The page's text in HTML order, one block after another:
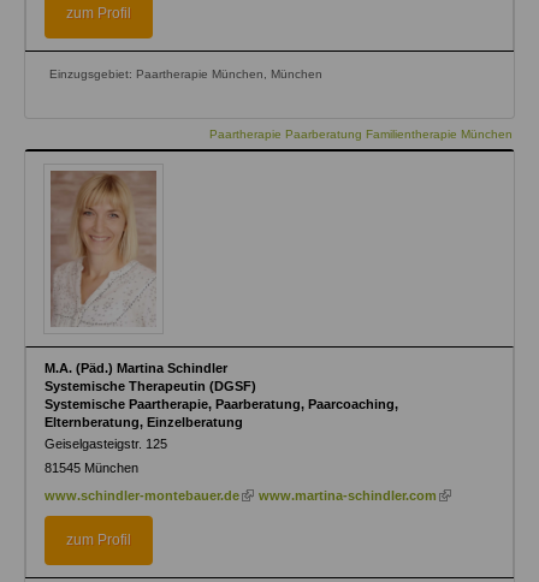
zum Profil
Einzugsgebiet: Paartherapie München, München
Paartherapie Paarberatung Familientherapie München
M.A. (Päd.) Martina Schindler
Systemische Therapeutin (DGSF)
Systemische Paartherapie, Paarberatung, Paarcoaching,
Elternberatung, Einzelberatung
Geiselgasteigstr. 125
81545 München
www.schindler-montebauer.de (linkwww.martina-schindler.com (link
zum Profil